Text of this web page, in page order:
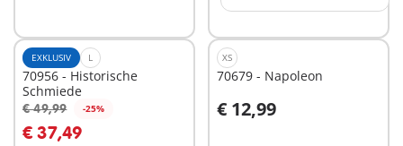
EXKLUSIV L
70956 - Historische
Schmiede
€ 49,99 -25%
€ 37,49
In den Warenkorb
XS
70679 - Napoleon
€ 12,99
In den Warenkorb